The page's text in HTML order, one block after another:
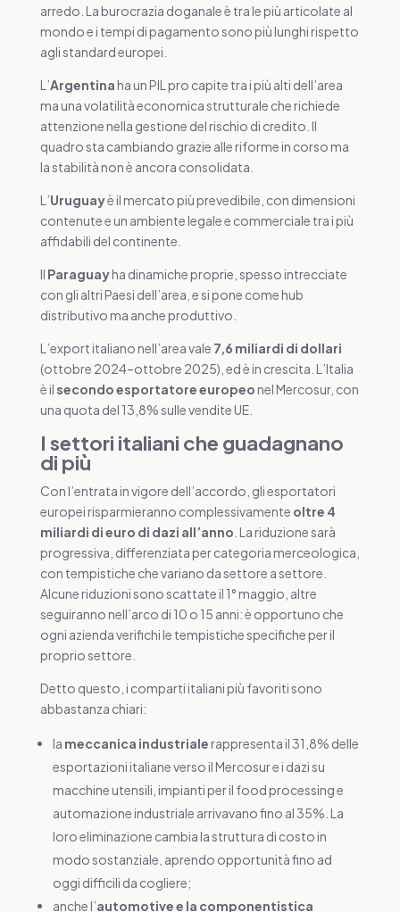
arredo. La burocrazia doganale è tra le più articolate al
mondo e i tempi di pagamento sono più lunghi rispetto
agli standard europei.
L’Argentinaha un PIL pro capite tra i più alti dell’area
ma una volatilità economica strutturale che richiede
attenzione nella gestione del rischio di credito. Il
quadro sta cambiando grazie alle riforme in corso ma
la stabilità non è ancora consolidata.
L’Uruguayè il mercato più prevedibile, con dimensioni
contenute e un ambiente legale e commerciale tra i più
affidabili del continente.
Il Paraguayha dinamiche proprie, spesso intrecciate
con gli altri Paesi dell’area, e si pone come hub
distributivo ma anche produttivo.
L’export italiano nell’area vale 7,6 miliardi di dollari
(ottobre 2024–ottobre 2025), ed è in crescita. L’Italia
è il secondo esportatore europeonel Mercosur, con
una quota del 13,8% sulle vendite UE.
I settori italiani che guadagnano
di più
Con l’entrata in vigore dell’accordo, gli esportatori
europei risparmieranno complessivamente oltre 4
miliardi di euro di dazi all’anno . La riduzione sarà
progressiva, differenziata per categoria merceologica,
con tempistiche che variano da settore a settore.
Alcune riduzioni sono scattate il 1° maggio, altre
seguiranno nell’arco di 10 o 15 anni: è opportuno che
ogni azienda verifichi le tempistiche specifiche per il
proprio settore.
Detto questo, i comparti italiani più favoriti sono
abbastanza chiari:
la meccanica industrialerappresenta il 31,8% delle
esportazioni italiane verso il Mercosur e i dazi su
macchine utensili, impianti per il food processing e
automazione industriale arrivavano fino al 35%. La
loro eliminazione cambia la struttura di costo in
modo sostanziale, aprendo opportunità fino ad
oggi difficili da cogliere;
anche l’automotive e la componentistica